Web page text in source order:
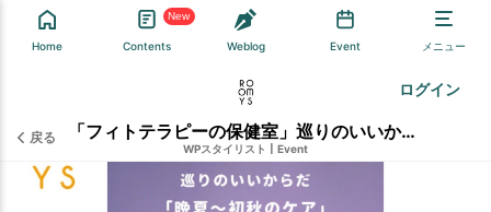
Home
New
Contents Weblog Event メニュー
ログイン
戻る 「フィトテラピーの保健室」巡りのいいからだ 〜晩夏〜初秋のケア 2部
WPスタイリスト Event